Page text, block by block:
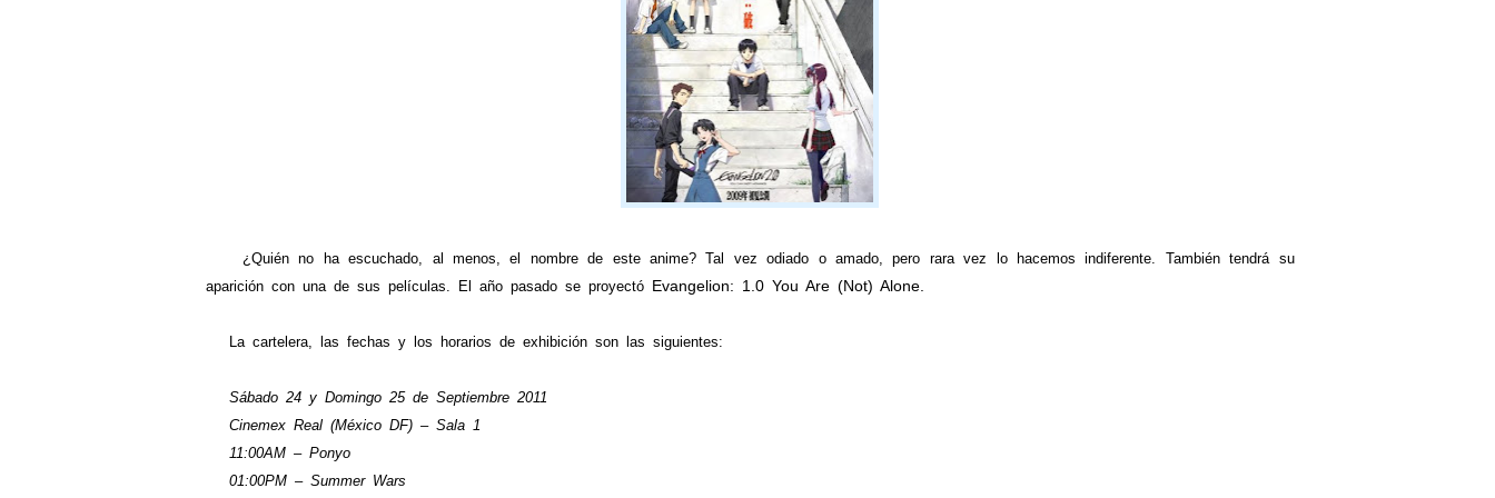
¿Quién no ha escuchado, al menos, el nombre de este anime? Tal vez odiado o amado, pero rara vez lo hacemos indiferente. También tendrá su
aparición con una de sus películas. El año pasado se proyectó Evangelion: 1.0 You Are (Not) Alone.
La cartelera, las fechas y los horarios de exhibición son las siguientes:
Sábado 24 y Domingo 25 de Septiembre 2011
Cinemex Real (México DF) – Sala 1
11:00AM – Ponyo
01:00PM – Summer Wars